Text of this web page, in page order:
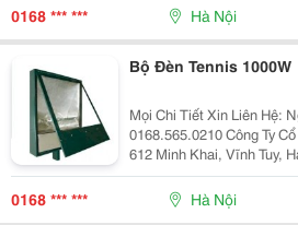
0168 *** *** Hà Nội
Bộ Đèn Tennis 1000W
Mọi Chi Tiết Xin Liên Hệ: Nguyễn Sơn Hoàng Mobile:
0168.565.0210 Công Ty Cổ Phần Qmt Việt Nam Đ/C:
612 Minh Khai, Vĩnh Tuy, Hai
Nguyensonhoang.qmt@Gmail.com Xin
0168 *** *** Hà Nội